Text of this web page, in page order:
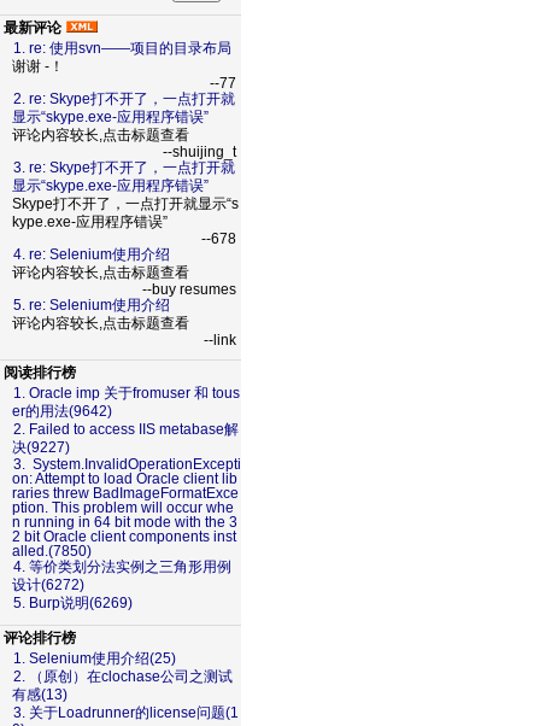
最新评论
1. re: 使用svn——项目的目录布局
谢谢 -！
--77
2. re: Skype打不开了，一点打开就
显示“skype.exe-应用程序错误”
评论内容较长,点击标题查看
--shuijing_t
3. re: Skype打不开了，一点打开就
显示“skype.exe-应用程序错误”
Skype打不开了，一点打开就显示“s
kype.exe-应用程序错误”
--678
4. re: Selenium使用介绍
评论内容较长,点击标题查看
--buy resumes
5. re: Selenium使用介绍
评论内容较长,点击标题查看
--link
阅读排行榜
1. Oracle imp 关于fromuser 和 tous
er的用法(9642)
2. Failed to access IIS metabase解
决(9227)
3. System.InvalidOperationExcepti
on: Attempt to load Oracle client lib
raries threw BadImageFormatExce
ption. This problem will occur whe
n running in 64 bit mode with the 3
2 bit Oracle client components inst
alled.(7850)
4. 等价类划分法实例之三角形用例
设计(6272)
5. Burp说明(6269)
评论排行榜
1. Selenium使用介绍(25)
2. （原创）在clochase公司之测试
有感(13)
3. 关于Loadrunner的license问题(1